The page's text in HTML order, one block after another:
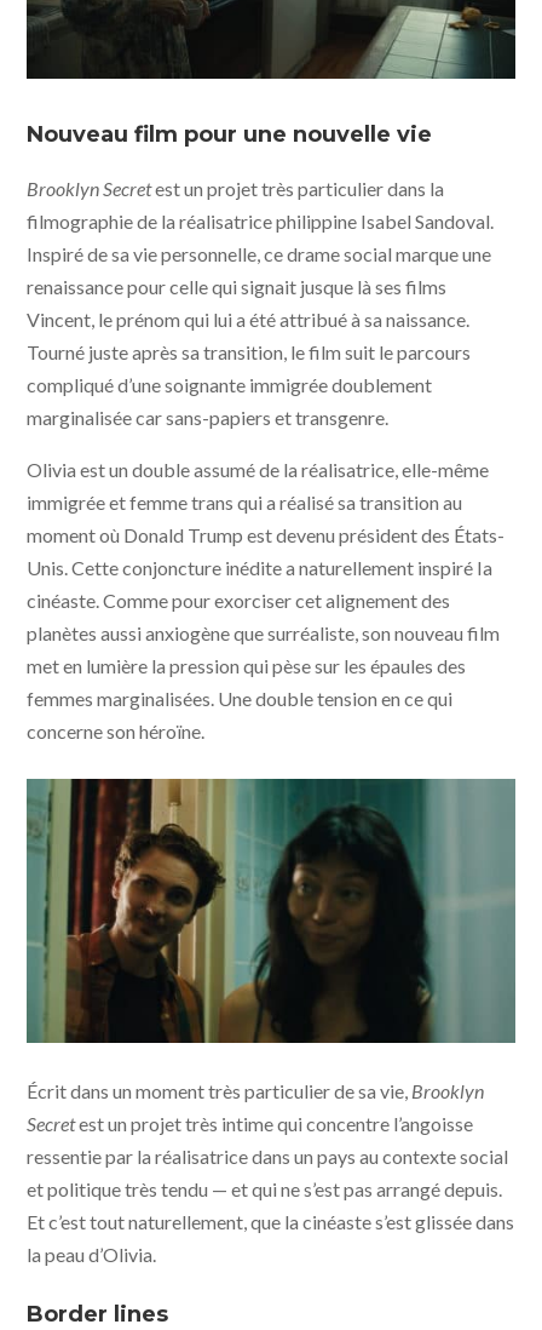
Nouveau film pour une nouvelle vie
Brooklyn Secretest un projet très particulier dans la
filmographie de la réalisatrice philippine Isabel Sandoval.
Inspiré de sa vie personnelle, ce drame social marque une
renaissance pour celle qui signait jusque là ses films
Vincent, le prénom qui lui a été attribué à sa naissance.
Tourné juste après sa transition, le film suit le parcours
compliqué d’une soignante immigrée doublement
marginalisée car sans-papiers et transgenre.
Olivia est un double assumé de la réalisatrice, elle-même
immigrée et femme trans qui a réalisé sa transition au
moment où Donald Trump est devenu président des États-
Unis. Cette conjoncture inédite a naturellement inspiré Ia
cinéaste. Comme pour exorciser cet alignement des
planètes aussi anxiogène que surréaliste, son nouveau film
met en lumière la pression qui pèse sur les épaules des
femmes marginalisées. Une double tension en ce qui
concerne son héroïne.
Écrit dans un moment très particulier de sa vie, Brooklyn
Secretest un projet très intime qui concentre l’angoisse
ressentie par la réalisatrice dans un pays au contexte social
et politique très tendu — et qui ne s’est pas arrangé depuis.
Et c’est tout naturellement, que la cinéaste s’est glissée dans
la peau d’Olivia.
Border lines